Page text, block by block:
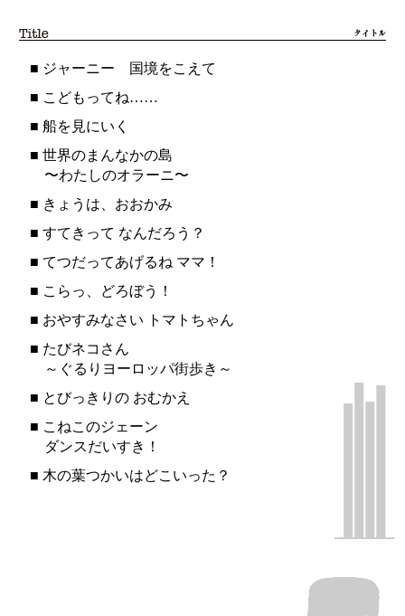
■ ジャーニー 国境をこえて
■ こどもってね……
■ 船を見にいく
■ 世界のまんなかの島
〜わたしのオラーニ〜
■ きょうは、おおかみ
■ すてきって なんだろう？
■ てつだってあげるね ママ！
■ こらっ、どろぼう！
■ おやすみなさい トマトちゃん
■ たびネコさん
～ぐるりヨーロッパ街歩き～
■ とびっきりの おむかえ
■ こねこのジェーン
ダンスだいすき！
■ 木の葉つかいはどこいった？